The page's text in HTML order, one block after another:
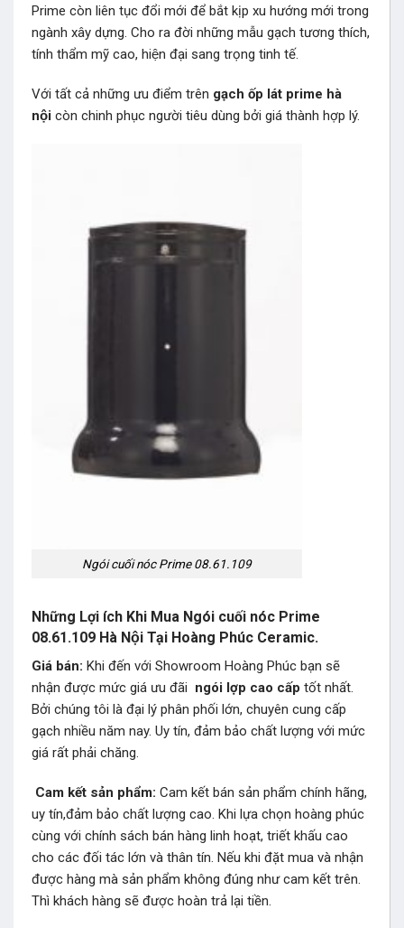
Prime còn liên tục đổi mới để bắt kịp xu hướng mới trong
ngành xây dựng. Cho ra đời những mẫu gạch tương thích,
tính thẩm mỹ cao, hiện đại sang trọng tinh tế.
Với tất cả những ưu điểm trên gạch ốp lát prime hà
nội còn chinh phục người tiêu dùng bởi giá thành hợp lý.
Ngói cuối nóc Prime 08.61.109
Những Lợi ích Khi Mua Ngói cuối nóc Prime
08.61.109 Hà Nội Tại Hoàng Phúc Ceramic.
Giá bán: Khi đến với Showroom Hoàng Phúc bạn sẽ
nhận được mức giá ưu đãi ngói lợp cao cấp tốt nhất.
Bởi chúng tôi là đại lý phân phối lớn, chuyên cung cấp
gạch nhiều năm nay. Uy tín, đảm bảo chất lượng với mức
giá rất phải chăng.
Cam kết sản phẩm: Cam kết bán sản phẩm chính hãng,
uy tín,đảm bảo chất lượng cao. Khi lựa chọn hoàng phúc
cùng với chính sách bán hàng linh hoạt, triết khấu cao
cho các đối tác lớn và thân tín. Nếu khi đặt mua và nhận
được hàng mà sản phẩm không đúng như cam kết trên.
Thì khách hàng sẽ được hoàn trả lại tiền.